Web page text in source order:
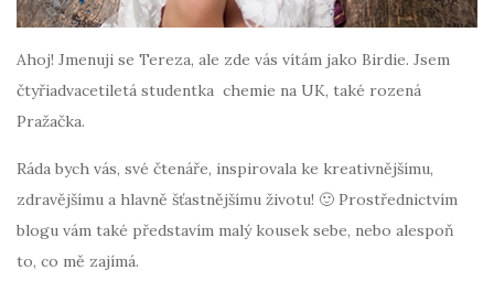
Ahoj! Jmenuji se Tereza, ale zde vás vítám jako Birdie. Jsem
čtyřiadvacetiletá studentka chemie na UK, také rozená
Pražačka.
Ráda bych vás, své čtenáře, inspirovala ke kreativnějšímu,
zdravějšímu a hlavně šťastnějšímu životu! 🙂 Prostřednictvím
blogu vám také představím malý kousek sebe, nebo alespoň
to, co mě zajímá.